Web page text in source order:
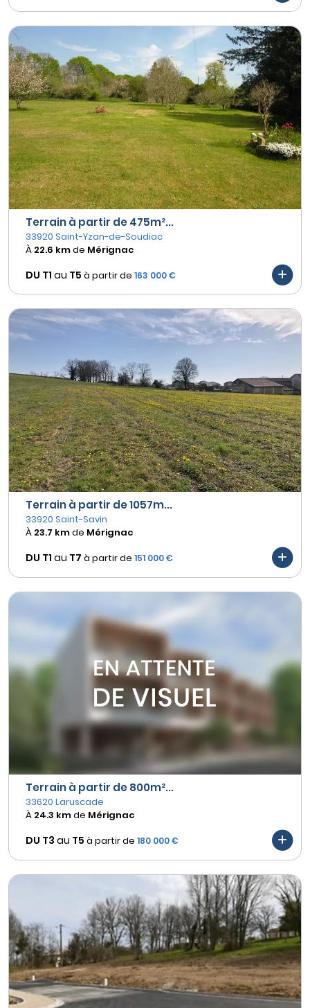
Terrain à partir de 475m²...
33920 Saint-Yzan-de-Soudiac
À 22.6 kmde Mérignac
DU T1 au T5 à partir de 163 000 €
Terrain à partir de 1057m...
33920 Saint-Savin
À 23.7 kmde Mérignac
DU T1 au T7 à partir de 151 000 €
Terrain à partir de 800m²...
33620 Laruscade
À 24.3 kmde Mérignac
DU T3 au T5 à partir de 180 000 €